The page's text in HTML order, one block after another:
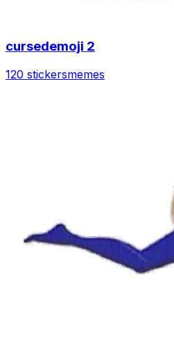
cursedemoji 2
120 stickersmemes